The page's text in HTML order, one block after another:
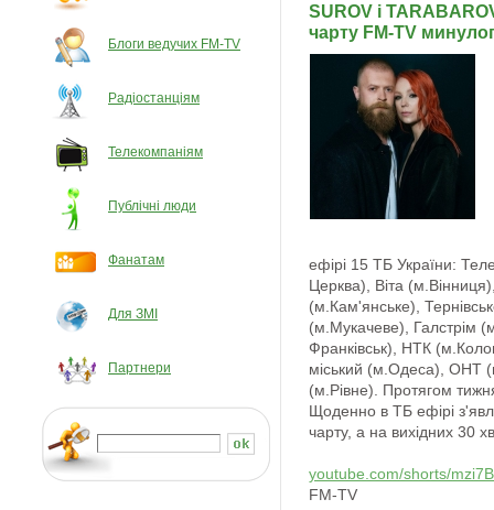
Блоги ведучих FM-TV
Радіостанціям
Телекомпаніям
Публічні люди
Фанатам
Для ЗМІ
Партнери
SUROV і
чарту FM-TV
ефірі 15 ТБ України:
Церква), Віта
(м.Кам'янське),
(м.Мукачеве), Галстрім
Франківськ), НТК
міський (м.Одеса), ОНТ
(м.Рівне). Протягом
Щоденно в ТБ ефірі
чарту, а на вихідних 30
youtube.com/shorts/
FM-TV